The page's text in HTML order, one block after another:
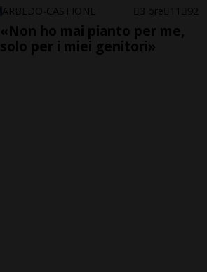
ARBEDO-CASTIONE 3 ore 11 92
«Non ho mai pianto per me,
solo per i miei genitori»